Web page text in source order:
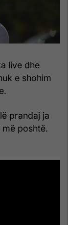
live dhe
e shohim
prandaj ja
poshtë.